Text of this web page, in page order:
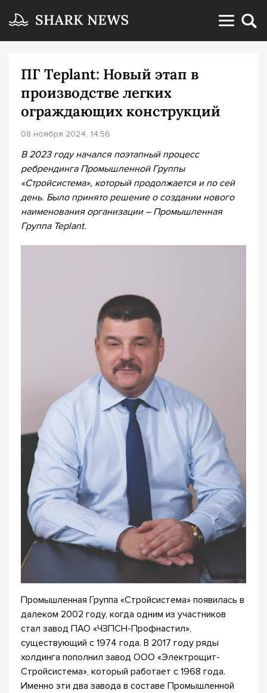
ПГ Teplant: Новый этап в
производстве легких
ограждающих конструкций
08 ноября 2024, 14:56
В 2023 году начался поэтапный процесс
ребрендинга Промышленной Группы
«Стройсистема», который продолжается и по сей
день. Было принято решение о создании нового
наименования организации – Промышленная
Группа Teplant.
Промышленная Группа «Стройсистема» появилась в
далеком 2002 году, когда одним из участников
стал завод ПАО «ЧЗПСН-Профнастил»,
существующий с 1974 года. В 2017 году ряды
холдинга пополнил завод ООО «Электрощит-
Стройсистема», который работает с 1968 года.
Именно эти два завода в составе Промышленной